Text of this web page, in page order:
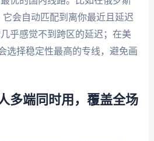
会自动匹配到离你最近且延迟
乎感觉不到跨区的延迟；在美
选择稳定性最高的专线，避免画
多端同时用，覆盖全场